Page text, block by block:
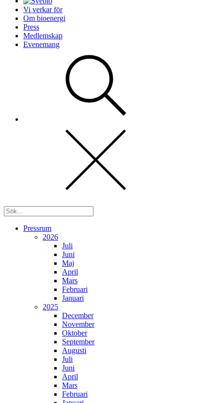
Vi verkar för
Om bioenergi
Press
Medlemskap
Evenemang
Pressrum
2026
Juli
Juni
Maj
April
Mars
Februari
Januari
2025
December
November
Oktober
September
Augusti
Juli
Juni
April
Mars
Februari